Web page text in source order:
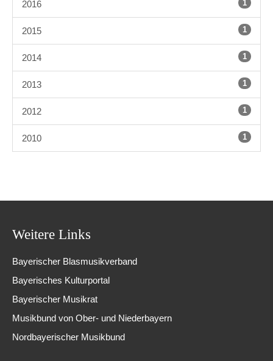
2016 1
2015 1
2014 1
2013 1
2012 1
2010 1
Weitere Links
Bayerischer Blasmusikverband
Bayerisches Kulturportal
Bayerischer Musikrat
Musikbund von Ober- und Niederbayern
Nordbayerischer Musikbund